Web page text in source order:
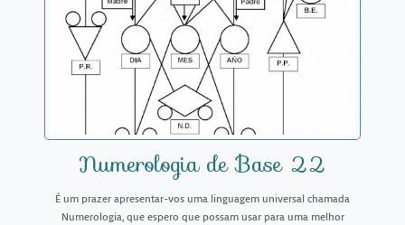
Numerologia de Base 22
É um prazer apresentar-vos uma linguagem universal chamada
Numerologia, que espero que possam usar para uma melhor